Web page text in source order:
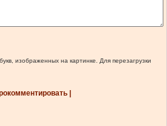
изображенных на картинке. Для перезагрузки
|